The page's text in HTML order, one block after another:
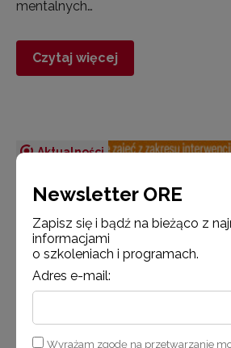
mentalnych…
Czytaj więcej
Aktualności
7 grudnia 2025
Newsletter ORE
Zapisz się i bądź na bieżąco z
informacjami
o szkoleniach i programach.
Adres e-mail:
Wyrażam zgodę na przetwarzanie